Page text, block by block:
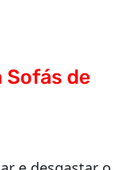
Sofás de